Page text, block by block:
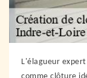
L'élagueur